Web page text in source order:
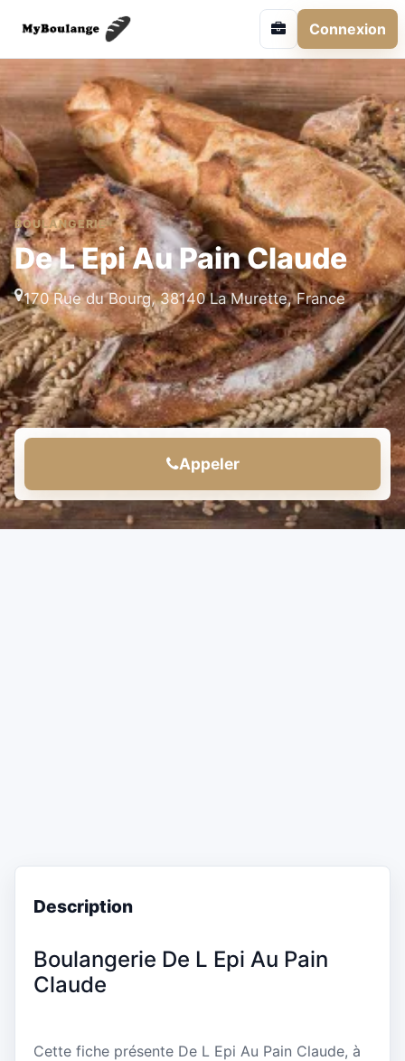
Connexion
BOULANGERIE
De L Epi Au Pain Claude
170 Rue du Bourg, 38140 La Murette, France
Appeler
Description
Boulangerie De L Epi Au Pain
Claude
Cette fiche présente De L Epi Au Pain Claude, à